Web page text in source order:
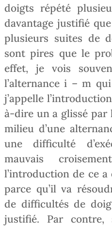
doigts répété
davantage justifié
plusieurs suites de
sont pires que le
effet, je vois
l’alternance i – m
j’appelle
à-dire un a glissé par
milieu d’une
une difficulté
mauvais
l’introduction de ce
parce qu’il va
de difficultés de
justifié. Par